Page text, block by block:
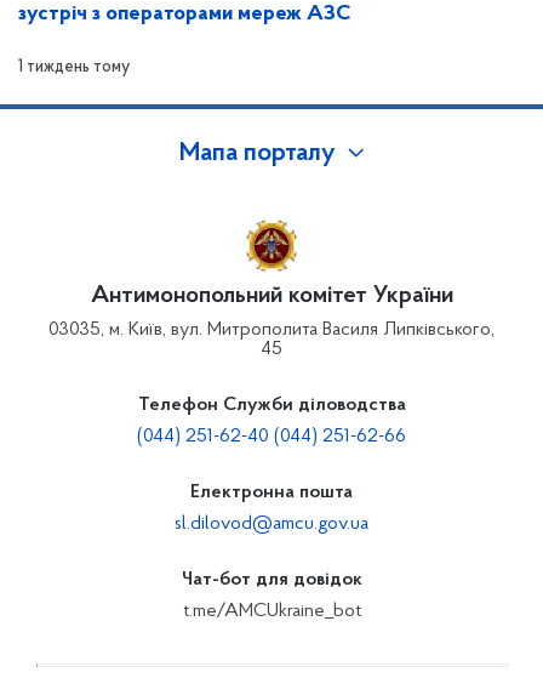
зустріч з операторами мереж АЗС
1 тиждень тому
Мапа порталу
Антимонопольний комітет України
03035, м. Київ, вул. Митрополита Василя Липківського,
45
Телефон Служби діловодства
(044) 251-62-40 (044) 251-62-66
Електронна пошта
sl.dilovod@amcu.gov.ua
Чат-бот для довідок
t.me/AMCUkraine_bot